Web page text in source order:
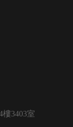
3403室